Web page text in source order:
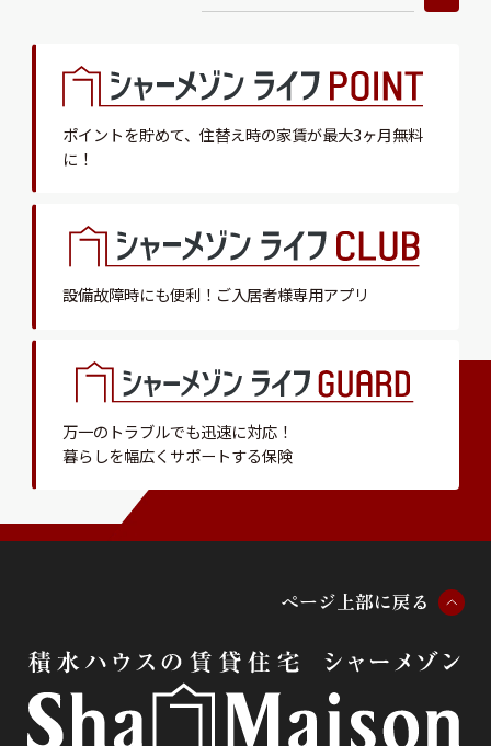
シャーメゾンライフ CLUB
らくらくパートナー
シャーメゾンライフ GUARD
らくらくプラチナ
ポイントを貯めて、 住替え時の家賃が最大3ヶ月無料
に！
設備故障時にも便利！ ご入居者様専用アプリ
万一のトラブルでも迅速に対応！
暮らしを幅広くサポートする保険
ページ 上部に戻る